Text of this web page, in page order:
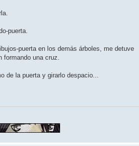
puerta.
puerta en los demás árboles, me detuve
formando una cruz.
de la puerta y girarlo despacio...